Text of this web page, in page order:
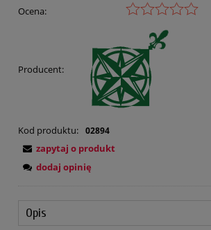
Ocena:
Producent:
Kod produktu: 02894
zapytaj o produkt
dodaj opinię
Opis